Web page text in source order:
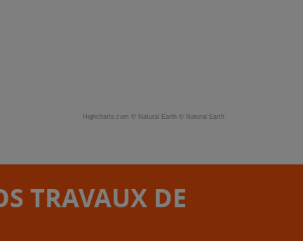
Highcharts.com © Natural Earth © Natural Earth
TRAVAUX DE